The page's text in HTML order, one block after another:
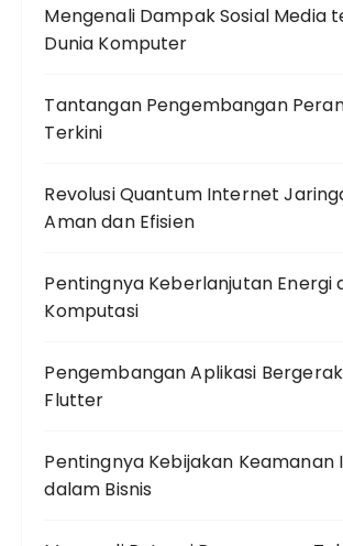
Mengenali Dampak Sosial Media
Dunia Komputer
Tantangan Pengembangan
Terkini
Revolusi Quantum Internet
Aman dan Efisien
Pentingnya Keberlanjutan Energi
Komputasi
Pengembangan Aplikasi
Flutter
Pentingnya Kebijakan Keamanan
dalam Bisnis